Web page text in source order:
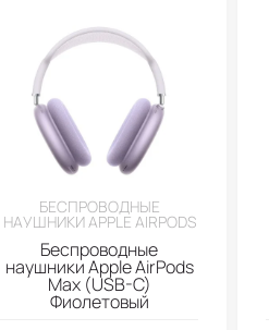
БЕСПРОВОДНЫЕ
НАУШНИКИ APPLE AIRPODS
Беспроводные
наушники Apple AirPods
Max (USB-C)
Фиолетовый